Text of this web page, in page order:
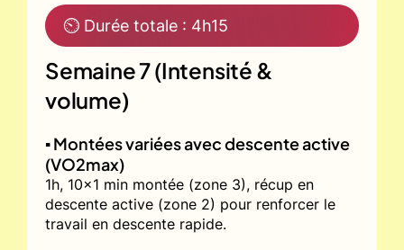
⏲ Durée totale : 4h15
Semaine 7 (Intensité &
volume)
▪️ Montées variées avec descente active
(VO2max)
1h, 10x1 min montée (zone 3), récup en
descente active (zone 2) pour renforcer le
travail en descente rapide.